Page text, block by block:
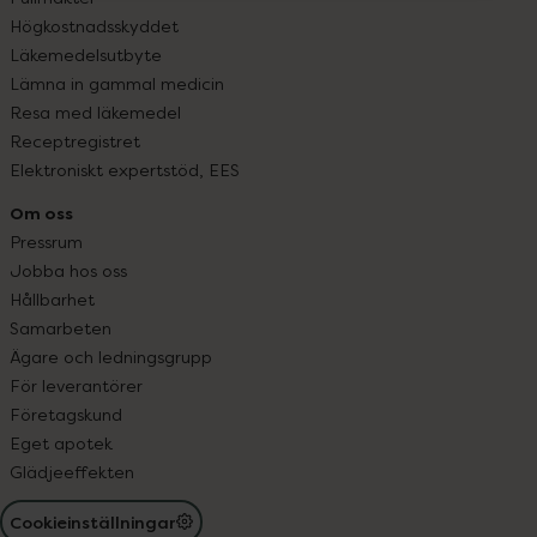
Högkostnadsskyddet
Läkemedelsutbyte
Lämna in gammal medicin
Resa med läkemedel
Receptregistret
Elektroniskt expertstöd, EES
Om oss
Pressrum
Jobba hos oss
Hållbarhet
Samarbeten
Ägare och ledningsgrupp
För leverantörer
Företagskund
Eget apotek
Glädjeeffekten
Cookieinställningar